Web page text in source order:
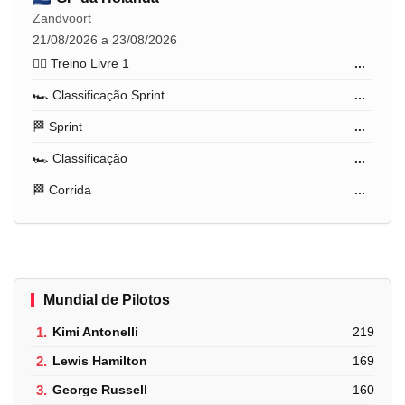
Zandvoort
21/08/2026 a 23/08/2026
🏋️‍♂️ Treino Livre 1
...
🏎️ Classificação Sprint ...
🏁 Sprint ...
🏎️ Classificação ...
🏁 Corrida ...
Mundial de Pilotos
1. Kimi Antonelli 219
2. Lewis Hamilton 169
3. George Russell 160